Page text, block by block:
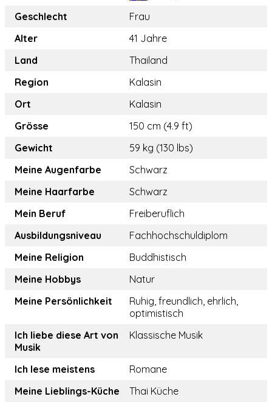
Geschlecht
Frau
Alter
41 Jahre
Land
Thailand
Region
Kalasin
Ort
Kalasin
Grösse
150 cm (4.9 ft)
Gewicht
59 kg (130 lbs)
Meine Augenfarbe
Schwarz
Meine Haarfarbe
Schwarz
Mein Beruf
Freiberuflich
Ausbildungsniveau
Fachhochschuldiplom
Meine Religion
Buddhistisch
Meine Hobbys
Natur
Meine Persönlichkeit
Ruhig, freundlich, ehrlich,
optimistisch
Ich liebe diese Art von
Musik
Klassische Musik
Ich lese meistens
Romane
Meine Lieblings-Küche
Thai Küche